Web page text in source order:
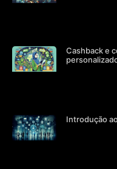
Cashback e
Introdução